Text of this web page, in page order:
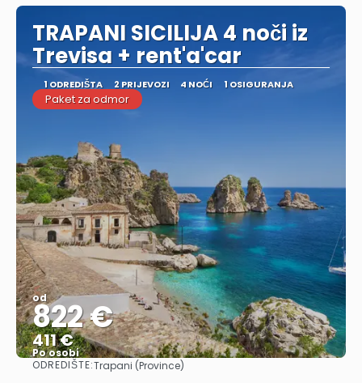
TRAPANI SICILIJA 4 noči iz
Trevisa + rent'a'car
1 ODREDIŠTA 2 PRIJEVOZI 4 NOĆI 1 OSIGURANJA
Paket za odmor
od
822 €
411 €
Po osobi
Vidjeti
ODREDIŠTE:Trapani (Province)